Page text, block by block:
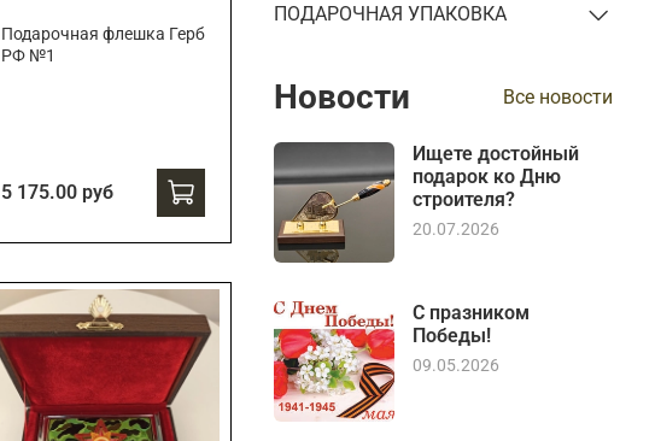
Подарочная флешка Герб
РФ №1
5 175.00 руб
ПОДАРОЧНАЯ УПАКОВКА
Новости Все новости
Ищете достойный
подарок ко Дню
строителя?
20.07.2026
С празником
Победы!
09.05.2026